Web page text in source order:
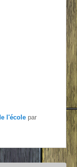
l'école par